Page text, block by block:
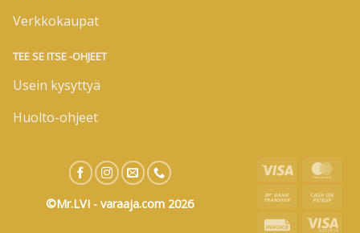
Verkkokaupat
TEE SE ITSE -OHJEET
Usein kysyttyä
Huolto-ohjeet
©Mr.LVI - varaaja.com 2026
Visa
Bank
Transfer
Invoice Visa